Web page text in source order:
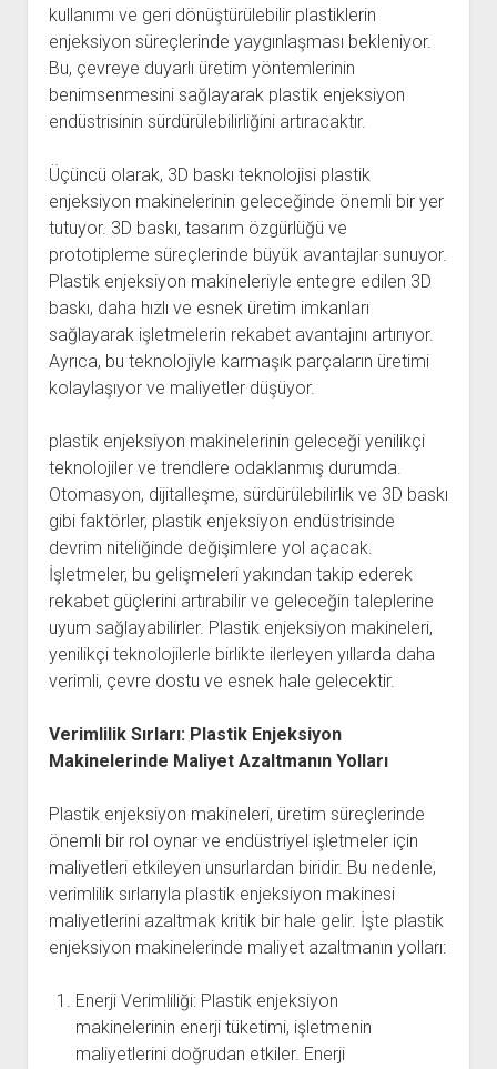
kullanımı ve geri dönüştürülebilir plastiklerin
enjeksiyon süreçlerinde yaygınlaşması bekleniyor.
Bu, çevreye duyarlı üretim yöntemlerinin
benimsenmesini sağlayarak plastik enjeksiyon
endüstrisinin sürdürülebilirliğini artıracaktır.
Üçüncü olarak, 3D baskı teknolojisi plastik
enjeksiyon makinelerinin geleceğinde önemli bir yer
tutuyor. 3D baskı, tasarım özgürlüğü ve
prototipleme süreçlerinde büyük avantajlar sunuyor.
Plastik enjeksiyon makineleriyle entegre edilen 3D
baskı, daha hızlı ve esnek üretim imkanları
sağlayarak işletmelerin rekabet avantajını artırıyor.
Ayrıca, bu teknolojiyle karmaşık parçaların üretimi
kolaylaşıyor ve maliyetler düşüyor.
plastik enjeksiyon makinelerinin geleceği yenilikçi
teknolojiler ve trendlere odaklanmış durumda.
Otomasyon, dijitalleşme, sürdürülebilirlik ve 3D baskı
gibi faktörler, plastik enjeksiyon endüstrisinde
devrim niteliğinde değişimlere yol açacak.
İşletmeler, bu gelişmeleri yakından takip ederek
rekabet güçlerini artırabilir ve geleceğin taleplerine
uyum sağlayabilirler. Plastik enjeksiyon makineleri,
yenilikçi teknolojilerle birlikte ilerleyen yıllarda daha
verimli, çevre dostu ve esnek hale gelecektir.
Verimlilik Sırları: Plastik Enjeksiyon
Makinelerinde Maliyet Azaltmanın Yolları
Plastik enjeksiyon makineleri, üretim süreçlerinde
önemli bir rol oynar ve endüstriyel işletmeler için
maliyetleri etkileyen unsurlardan biridir. Bu nedenle,
verimlilik sırlarıyla plastik enjeksiyon makinesi
maliyetlerini azaltmak kritik bir hale gelir. İşte plastik
enjeksiyon makinelerinde maliyet azaltmanın yolları:
Enerji Verimliliği: Plastik enjeksiyon
makinelerinin enerji tüketimi, işletmenin
maliyetlerini doğrudan etkiler. Enerji